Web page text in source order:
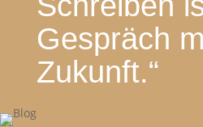
Gespräch
Zukunft.“